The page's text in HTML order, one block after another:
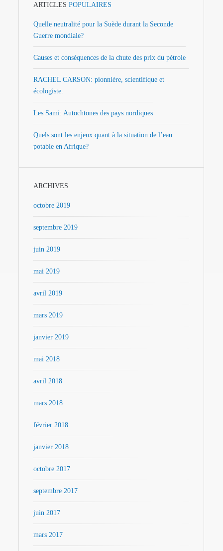
ARTICLES POPULAIRES
Quelle neutralité pour la Suède durant la Seconde
Guerre mondiale?
Causes et conséquences de la chute des prix du pétrole
RACHEL CARSON: pionnière, scientifique et
écologiste.
Les Sami: Autochtones des pays nordiques
Quels sont les enjeux quant à la situation de l’eau
potable en Afrique?
ARCHIVES
octobre 2019
septembre 2019
juin 2019
mai 2019
avril 2019
mars 2019
janvier 2019
mai 2018
avril 2018
mars 2018
février 2018
janvier 2018
octobre 2017
septembre 2017
juin 2017
mars 2017